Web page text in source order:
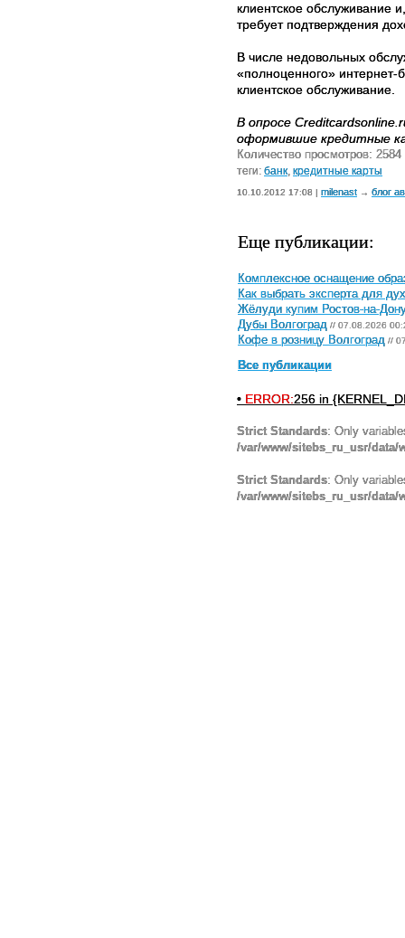
клиентское
требует подтверждения
В числе недовольных
«полноценного» интернет-
клиентское обслуживание.
В опросе
оформившие кредитные
Количество просмотров: 2584
теги: банк кредитные карты
10.10.2012 17:08 | milenast → блог
Еще публикации:
Комплексное оснащение
Как выбрать эксперта для
Жёлуди купим Ростов-на-
Дубы Волгоград // 07.08.2026
Кофе в розницу Волгоград //
Все публикации
• ERROR:256 in
Strict Standards: Only
/var/www/sitebs_ru_usr/
Strict Standards: Only
/var/www/sitebs_ru_usr/